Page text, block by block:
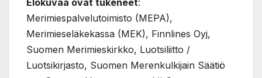
Merimiespalvelutoimisto (MEPA),
Merimieseläkekassa (MEK), Finnlines Oyj,
Suomen Merimieskirkko, Luotsiliitto /
Luotsikirjasto, Suomen Merenkulkijain Säätiö